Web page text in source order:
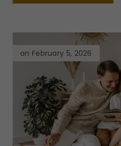
on February 5, 2026